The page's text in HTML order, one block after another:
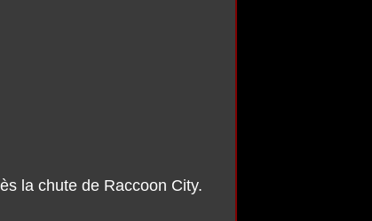
la chute de Raccoon City.